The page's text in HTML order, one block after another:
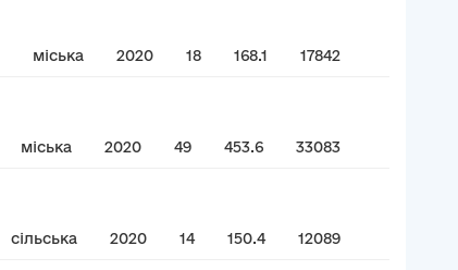
17842
168.1
18
2020
міська
33083
453.6
49
2020
міська
12089
150.4
14
2020
сільська